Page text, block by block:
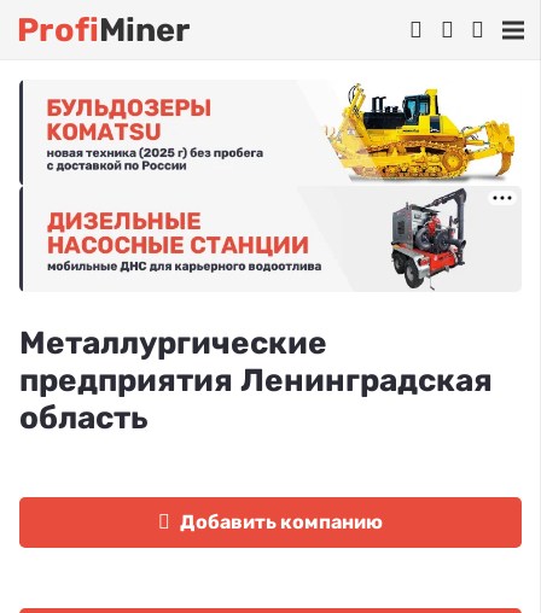
ProfiMiner
Металлургические
предприятия Ленинградская
область
Добавить компанию